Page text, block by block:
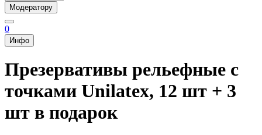
Модератору
0
Инфо
Презервативы рельефные с
точками Unilatex, 12 шт + 3
шт в подарок